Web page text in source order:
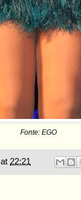
Fonte: EGO
at 22:21